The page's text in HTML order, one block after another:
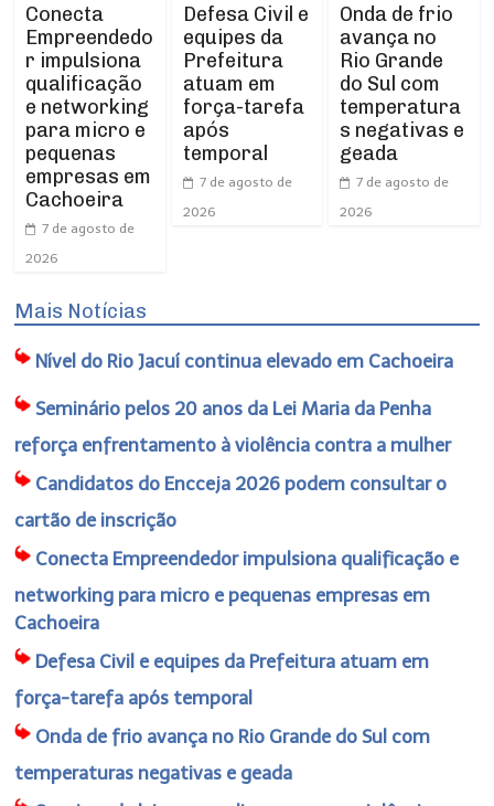
Conecta
Empreendedo
r impulsiona
qualificação
e networking
para micro e
pequenas
empresas em
Cachoeira
7 de agosto de
2026
Defesa Civil e
equipes da
Prefeitura
atuam em
força-tarefa
após
temporal
7 de agosto de
2026
Onda de frio
avança no
Rio Grande
do Sul com
temperatura
s negativas e
geada
7 de agosto de
2026
Mais Notícias
Nível do Rio Jacuí continua elevado em Cachoeira
Seminário pelos 20 anos da Lei Maria da Penha
reforça enfrentamento à violência contra a mulher
Candidatos do Encceja 2026 podem consultar o
cartão de inscrição
Conecta Empreendedor impulsiona qualificação e
networking para micro e pequenas empresas em
Cachoeira
Defesa Civil e equipes da Prefeitura atuam em
força-tarefa após temporal
Onda de frio avança no Rio Grande do Sul com
temperaturas negativas e geada